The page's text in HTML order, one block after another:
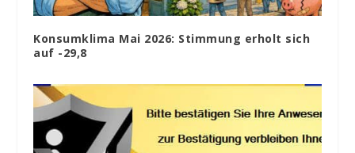
Konsumklima Mai 2026: Stimmung erholt sich
auf -29,8